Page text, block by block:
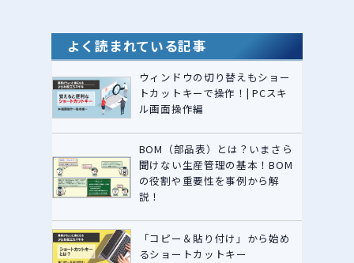
よく読まれている記事
ウィンドウの切り替えもショー
トカットキーで操作！| PCスキ
ル画面操作編
BOM（部品表）とは？いまさら
聞けない生産管理の基本！BOM
の役割や重要性を事例から解
説！
「コピー＆貼り付け」から始め
るショートカットキー